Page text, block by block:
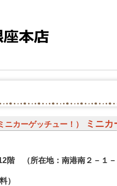
カーゲッチュー！） ミニ
階 （所在地：南港南２－１
料）